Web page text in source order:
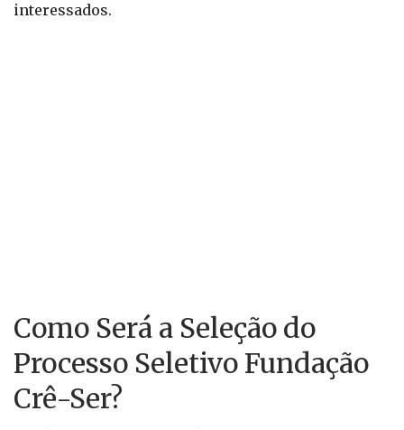
interessados.
Como Será a Seleção do
Processo Seletivo Fundação
Crê-Ser?